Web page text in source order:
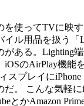
を使ってTVに映
イル用品を扱う「
がある。Lighting
iOSのAirPlay機能
スプレイに
だ。 こんな気軽
とかAmazon